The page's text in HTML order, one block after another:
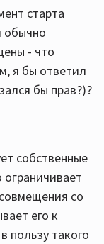
старта
обычно
- что
я бы ответил
бы прав?)?
собственные
со
его к
пользу такого